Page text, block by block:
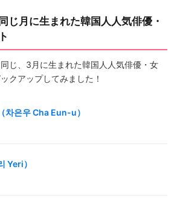
じ月に生まれた韓国人人気俳優・
じ、3月に生まれた韓国人人気俳優・女
クアップしてみました！
차은우 Cha Eun-u）
Yeri）